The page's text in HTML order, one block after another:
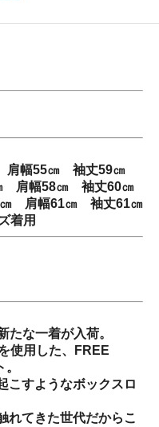
幅55㎝ 袖丈59㎝
肩幅58㎝ 袖丈60㎝
肩幅61㎝ 袖丈61㎝
着用
たな一着が入荷。
使用した、FREE
こすようなボックスロ
れてきた世代だからこ